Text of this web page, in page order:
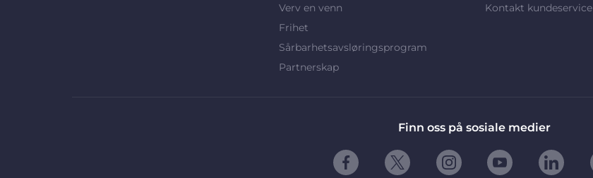
Verv en venn
Frihet
Sårbarhetsavsløringsprogram
Partnerskap
Kontakt kundeservice
Finn oss på sosiale medier